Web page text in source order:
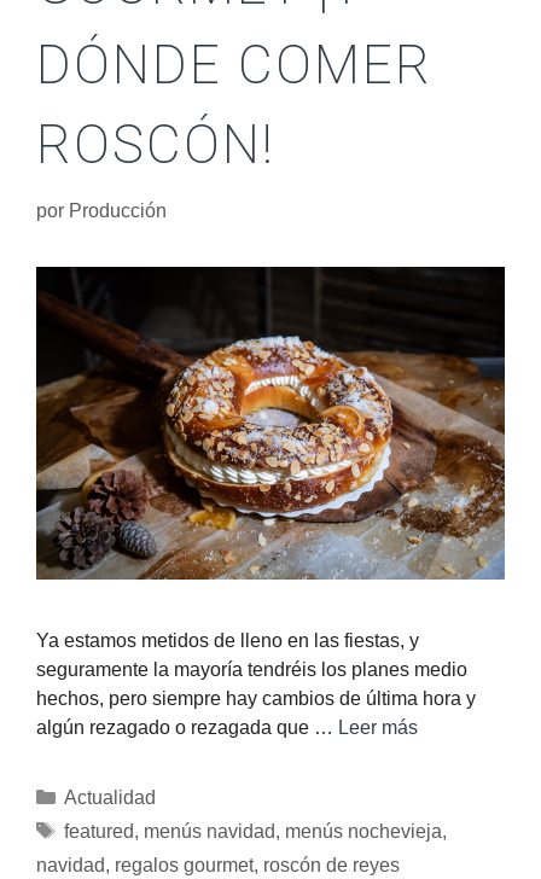
DÓNDE COMER
ROSCÓN!
por Producción
Ya estamos metidos de lleno en las fiestas, y
seguramente la mayoría tendréis los planes medio
hechos, pero siempre hay cambios de última hora y
algún rezagado o rezagada que … Leer más
Actualidad
featured, menús navidad, menús nochevieja,
navidad, regalos gourmet, roscón de reyes